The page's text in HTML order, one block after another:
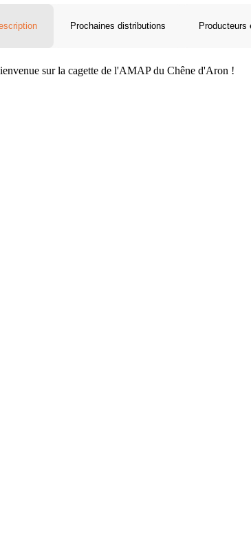
Prochaines distributions Producteurs
sur la cagette de l'AMAP du Chêne d'Aron !